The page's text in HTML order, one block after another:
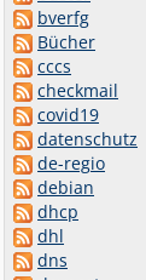
bverfg
Bücher
cccs
checkmail
covid19
datenschutz
de-regio
debian
dhcp
dhl
dns